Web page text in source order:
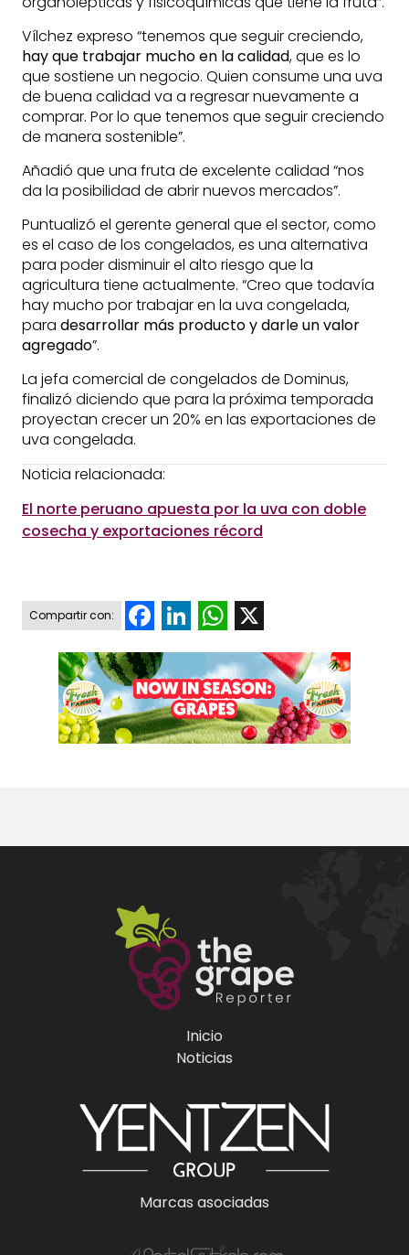
Vílchez expreso “tenemos que seguir creciendo,
hay que trabajar mucho en la calidad, que es lo
que sostiene un negocio. Quien consume una uva
de buena calidad va a regresar nuevamente a
comprar. Por lo que tenemos que seguir creciendo
de manera sostenible”.
Añadió que una fruta de excelente calidad “nos
da la posibilidad de abrir nuevos mercados”.
Puntualizó el gerente general que el sector, como
es el caso de los congelados, es una alternativa
para poder disminuir el alto riesgo que la
agricultura tiene actualmente. “Creo que todavía
hay mucho por trabajar en la uva congelada,
para desarrollar más producto y darle un valor
agregado”.
La jefa comercial de congelados de Dominus,
finalizó diciendo que para la próxima temporada
proyectan crecer un 20% en las exportaciones de
uva congelada.
Noticia relacionada:
El norte peruano apuesta por la uva con doble
cosecha y exportaciones récord
Compartir con: FacebookLinkedInWhatsApp
Inicio
Noticias
Marcas asociadas